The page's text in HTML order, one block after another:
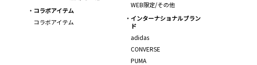
WEB限定/その他
コラボアイテム
コラボアイテム
インターナショナルブラン
ド
adidas
CONVERSE
PUMA